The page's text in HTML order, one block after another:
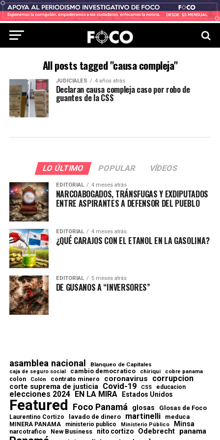
All posts tagged "causa compleja"
JUDICIALES 4 años atrás
Declaran causa compleja caso por robo de
guantes de la CSS
LO ÚLTIMO POPULAR VÍDEOS
EDITORIAL 4 meses atrás
NARCOABOGADOS, TRÁNSFUGAS Y EXDIPUTADOS
ENTRE ASPIRANTES A DEFENSOR DEL PUEBLO
EDITORIAL 4 meses atrás
¿QUÉ CARAJOS CON EL ETANOL EN LA GASOLINA?
EDITORIAL 5 meses atrás
DE GUSANOS A “INVERSORES”
asamblea nacional Blanqueo de Capitales
caja de seguro social cambio democratico chiriqui cobre panama
colon Colón contrato minero coronavirus corrupcion
corte suprema de justicia Covid-19 CSS educacion
elecciones 2024 EN LA MIRA Estados Unidos
Featured Foco Panamá glosas Glosas de Foco
Laurentino Cortizo lavado de dinero martinelli meduca
MINERA PANAMA ministerio publico Ministerio Público Minsa
narcotrafico New Business nito cortizo Odebrecht panama